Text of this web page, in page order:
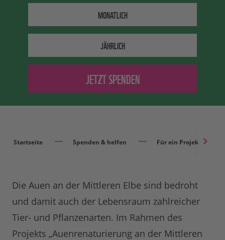
MONATLICH
JÄHRLICH
Startseite Spenden & helfen Für ein Projekt
Die Auen an der Mittleren Elbe sind bedroht
und damit auch der Lebensraum zahlreicher
Tier- und Pflanzenarten. Im Rahmen des
Projekts „Auenrenaturierung an der Mittleren